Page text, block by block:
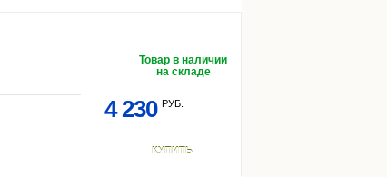
Товар в наличии
на складе
4 230 РУБ.
КУПИТЬ